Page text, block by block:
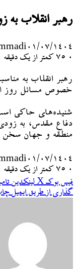
رهبر انقلاب
۰۱/۰۷/۱۴۰۴
۰
کمتر از یک دقیقه
رهبر انقلاب به
خصوص مسائل روز
شنیده‌های حاکی
دفاع مقدس، به
منطقه و جهان
۰۱/۰۷/۱۴۰۴
۰
کمتر از یک دقیقه
فیس بوک X لینکدین
گذاری از طریق ایمیل